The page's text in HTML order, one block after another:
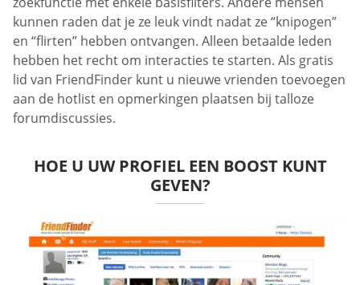
kunnen raden dat je ze leuk vindt nadat ze “knipogen”
en “flirten” hebben ontvangen. Alleen betaalde leden
hebben het recht om interacties te starten. Als gratis
lid van FriendFinder kunt u nieuwe vrienden toevoegen
aan de hotlist en opmerkingen plaatsen bij talloze
forumdiscussies.
HOE U UW PROFIEL EEN BOOST KUNT
GEVEN?